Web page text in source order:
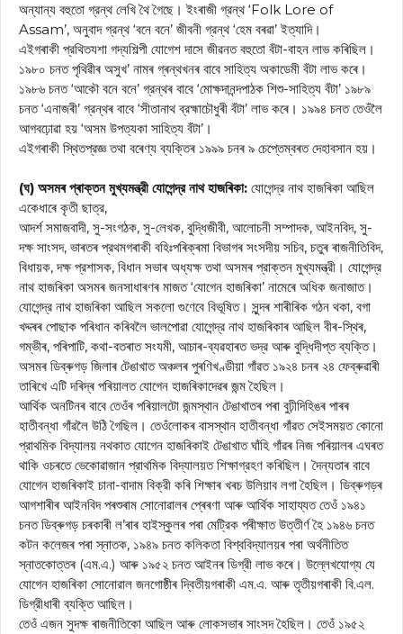
অন্যান্য বহুতো গ্রন্থ লেখি থৈ গৈছে। ইংৰাজী গ্রন্থ ‘Folk Lore of
Assam’, অনুবাদ গ্রন্থ ‘বনে বনে’ জীবনী গ্রন্থ ‘হেম বৰৱা’ ইত্যাদি।
এইগৰাকী প্রথিতযশা গদ্যশিল্পী যোগেশ দাসে জীৱনত বহুতো বঁটা-বাহন লাভ কৰিছিল।
১৯৮০ চনত পৃথিৱীৰ অসুখ’ নামৰ গ্ৰন্থখনৰ বাবে সাহিত্য অকাডেমী বঁটা লাভ কৰে।
১৯৮৬ চনত ‘আকৌ বনে বনে’ গ্রন্থৰ বাবে ‘মোক্ষদানন্দপাঠক শিশু-সাহিত্য বঁটা’ ১৯৮৯
চনত ‘এনাজৰী’ গ্রন্থৰ বাবে ‘সীতানাথ ব্রহ্মাচৌধুৰী বঁটা’ লাভ কৰে। ১৯৯৪ চনত তেওঁলৈ
আগবঢ়োৱা হয় ‘অসম উপত্যকা সাহিত্য বঁটা’।
এইগৰাকী স্থিতপ্রজ্ঞ তথা বৰেণ্য ব্যক্তিৰ ১৯৯৯ চনৰ ৯ চেপ্তেম্বৰত দেহাবসান হয়।
(ঘ) অসমৰ প্ৰাক্তন মুখ্যমন্ত্রী যোগেন্দ্র নাথ হাজৰিকা: যোগেন্দ্র নাথ হাজৰিকা আছিল
একেধাৰে কৃতী ছাত্র,
আদর্শ সমাজবাদী, সু-সংগঠক, সু-লেখক, বুদ্ধিজীবী, আলোচনী সম্পাদক, আইনবিদ, সু-
দক্ষ সাংসদ, ভাৰতৰ প্রথমগৰাকী বহিঃপৰিক্ৰমা বিভাগৰ সংসদীয় সচিব, চতুৰ ৰাজনীতিবিদ,
বিধায়ক, দক্ষ প্রশাসক, বিধান সভাৰ অধ্যক্ষ তথা অসমৰ প্রাক্তন মুখ্যমন্ত্রী। যোগেন্দ্র
নাথ হাজৰিকা অসমৰ জনসাধাৰণৰ মাজত ‘যোগেন হাজৰিকা’ নামেৰে অধিক জনাজাত।
যোগেন্দ্র নাথ হাজৰিকা আছিল সকলো গুণেবে বিভূষিত। সুন্দৰ শাৰীৰিক গঠন থকা, বগা
খদ্দৰৰ পোছাক পৰিধান কৰিবলৈ ভালপোৱা যোগেন্দ্র নাথ হাজৰিকাৰ আছিল বীৰ-স্থিৰ,
গম্ভীৰ, পৰিপাটি, কথা-বতৰাত সংযমী, আচাৰ-ব্যৱহাৰত ভদ্র আৰু বুদ্ধিদীপ্ত ব্যক্তি।
অসমৰ ডিব্ৰুগড় জিলাৰ টেঙাখাত অঞ্চলৰ পুৰণিখণ্ডীয়া গাঁৱত ১৯২৪ চনৰ ২৪ ফেব্ৰুৱাৰী
তাৰিখে এটি দৰিদ্ৰ পৰিয়ালত যোগেন হাজৰিকাদেৱৰ জন্ম হৈছিল।
আর্থিক অনটিনৰ বাবে তেওঁৰ পৰিয়ালটো জন্মস্থান টেঙাখাতৰ পৰা বুঢ়ীদিহিঙৰ পাৰৰ
হাতীবন্ধা গাঁৱলৈ উঠি গৈছিল। তেওঁলোকৰ বাসস্থান হাতীবন্ধা গাঁৱত সেইসময়ত কোনো
প্রাথমিক বিদ্যালয় নথকাত যোগেন হাজৰিকাই টেঙাখাত ঘাঁহি গাঁৱৰ নিজ পৰিয়ালৰ এঘৰত
থাকি ওচৰতে ভেকোৱাজান প্রাথমিক বিদ্যালয়ত শিক্ষাগ্রহণ কৰিছিল। দৈন্যতাৰ বাবে
যোগেন হাজৰিকাই চানা-বাদাম বিক্রী কৰি শিক্ষাৰ খৰচ উলিয়াব লগা হৈছিল। ডিব্ৰুগড়ৰ
আগশাৰীৰ আইনবিদ পৰশুৰাম সোনোৱালৰ প্ৰেৰণা আৰু আর্থিক সাহায্যত তেওঁ ১৯৪১
চনত ডিব্ৰুগড় চৰকাৰী ল’ৰাৰ হাইস্কুলৰ পৰা মেট্রিক পৰীক্ষাত উত্তীর্ণ হৈ ১৯৪৬ চনত
কটন কলেজৰ পৰা স্নাতক, ১৯৪৯ চনত কলিকতা বিশ্ববিদ্যালয়ৰ পৰা অর্থনীতিত
স্নাতকোত্তৰ (এম.এ.) আৰু ১৯৫২ চনত আইনৰ ডিগ্রী লাভ কৰে। উল্লেখযোগ্য যে
যোগেন হাজৰিকা সোনোরাল জনগোষ্ঠীৰ দ্বিতীয়গৰাকী এম.এ. আৰু তৃতীয়গৰাকী বি.এল.
ডিগ্রীধাৰী ব্যক্তি আছিল।
তেওঁ এজন সুদক্ষ ৰাজনীতিকো আছিল আৰু লোকসভাৰ সাংসদ হৈছিল। তেওঁ ১৯৫২